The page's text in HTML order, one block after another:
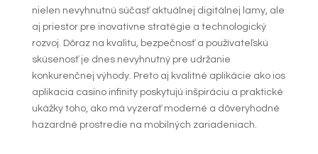
nielen nevyhnutnú súčasť aktuálnej digitálnej lamy, ale
aj priestor pre inovatívne stratégie a technologický
rozvoj. Dôraz na kvalitu, bezpečnosť a používateľskú
skúsenosť je dnes nevyhnutný pre udržanie
konkurenčnej výhody. Preto aj kvalitné aplikácie ako ios
aplikacia casino infinity poskytujú inšpiráciu a praktické
ukážky toho, ako má vyzerať moderné a dôveryhodné
hazardné prostredie na mobilných zariadeniach.